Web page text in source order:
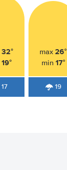
32°
19°
17
max26°
min 17°
19